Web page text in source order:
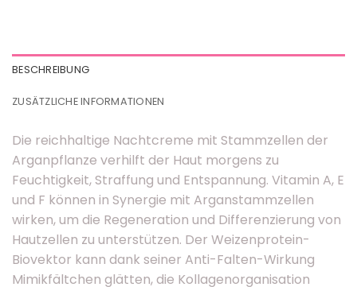
BESCHREIBUNG
ZUSÄTZLICHE INFORMATIONEN
Die reichhaltige Nachtcreme mit Stammzellen der
Arganpflanze verhilft der Haut morgens zu
Feuchtigkeit, Straffung und Entspannung. Vitamin A, E
und F können in Synergie mit Arganstammzellen
wirken, um die Regeneration und Differenzierung von
Hautzellen zu unterstützen. Der Weizenprotein-
Biovektor kann dank seiner Anti-Falten-Wirkung
Mimikfältchen glätten, die Kollagenorganisation